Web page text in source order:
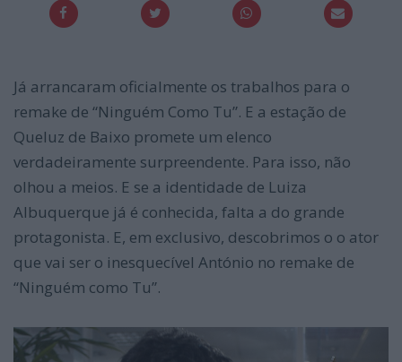
Já arrancaram oficialmente os trabalhos para o
remake de “Ninguém Como Tu”. E a estação de
Queluz de Baixo promete um elenco
verdadeiramente surpreendente. Para isso, não
olhou a meios. E se a identidade de Luiza
Albuquerque já é conhecida, falta a do grande
protagonista. E, em exclusivo, descobrimos o o ator
que vai ser o inesquecível António no remake de
“Ninguém como Tu”.